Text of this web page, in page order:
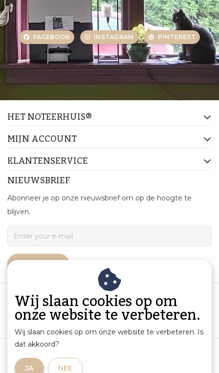
FACEBOOK INSTAGRAM PINTEREST
HET NOTEERHUIS®
MIJN ACCOUNT
KLANTENSERVICE
NIEUWSBRIEF
Abonneer je op onze nieuwsbrief om op de hoogte te
blijven.
Productinformatie en aansprakelijkheid
Wij slaan cookies op om
onze website te verbeteren.
Wij slaan cookies op om onze website te verbeteren. Is
dat akkoord?
JA NEE